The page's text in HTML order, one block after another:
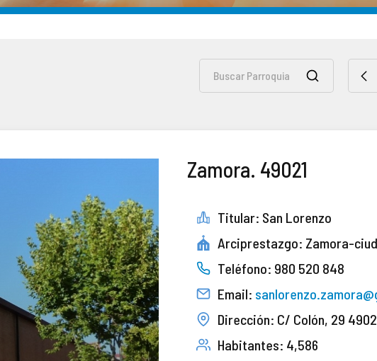
Zamora. 49021
Titular: San Lorenzo
Arciprestazgo: Zamora-
Teléfono: 980 520 848
Email:
Dirección: C/ Colón, 29
Habitantes: 4,586